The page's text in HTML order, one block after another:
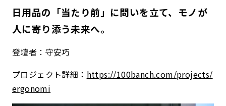
日用品の「当たり前」に問いを立て、モノが
人に寄り添う未来へ。
登壇者：守安巧
プロジェクト詳細： https://100banch.com/projects/
ergonomi